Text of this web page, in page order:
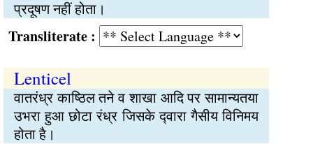
प्रदूषण नहीं होता।
:
Lenticel
वातरंध्र काष्‍ठिल तने व शाखा आदि पर सामान्यतया
उभरा हुआ छोटा रंध्र जिसके द्‍वारा गैसीय विनिमय
होता है।